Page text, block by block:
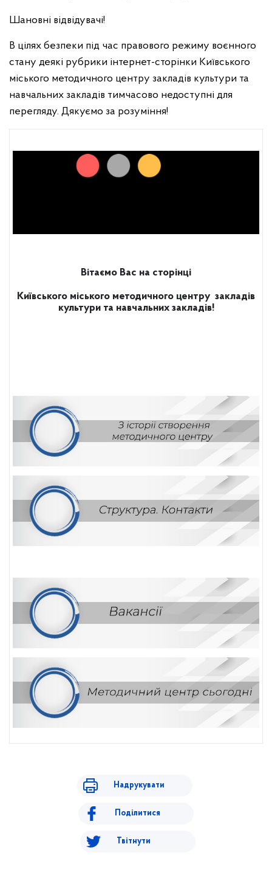
Шановні відвідувачі!
В цілях безпеки під час правового режиму воєнного
стану деякі рубрики інтернет-сторінки Київського
міського методичного центру закладів культури та
навчальних закладів тимчасово недоступні для
перегляду. Дякуємо за розуміння!
Вітаємо Вас на сторінці
Київського міського методичного центру закладів
культури та навчальних закладів!
Надрукувати
Поділитися
Твітнути